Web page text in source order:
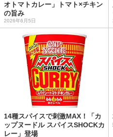
オトマトカレー」トマト×チキン
の旨み
2026年6月5日
14種スパイスで刺激MAX！「カ
ップヌードル スパイスSHOCKカ
レー」登場